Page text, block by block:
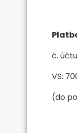
č.
VS:
(do